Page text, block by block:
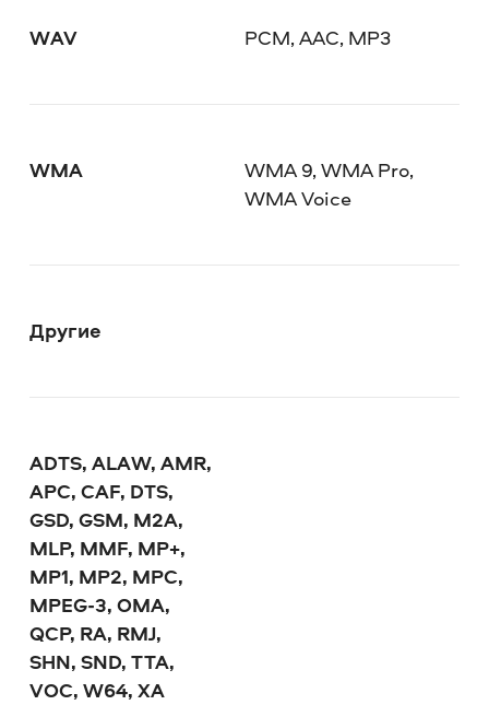
WAV PCM, AAC, MP3
WMA
WMA 9, WMA Pro,
WMA Voice
Другие
ADTS, ALAW, AMR,
APC, CAF, DTS,
GSD, GSM, M2A,
MLP, MMF, MP+,
MP1, MP2, MPC,
MPEG-3, OMA,
QCP, RA, RMJ,
SHN, SND, TTA,
VOC, W64, XA